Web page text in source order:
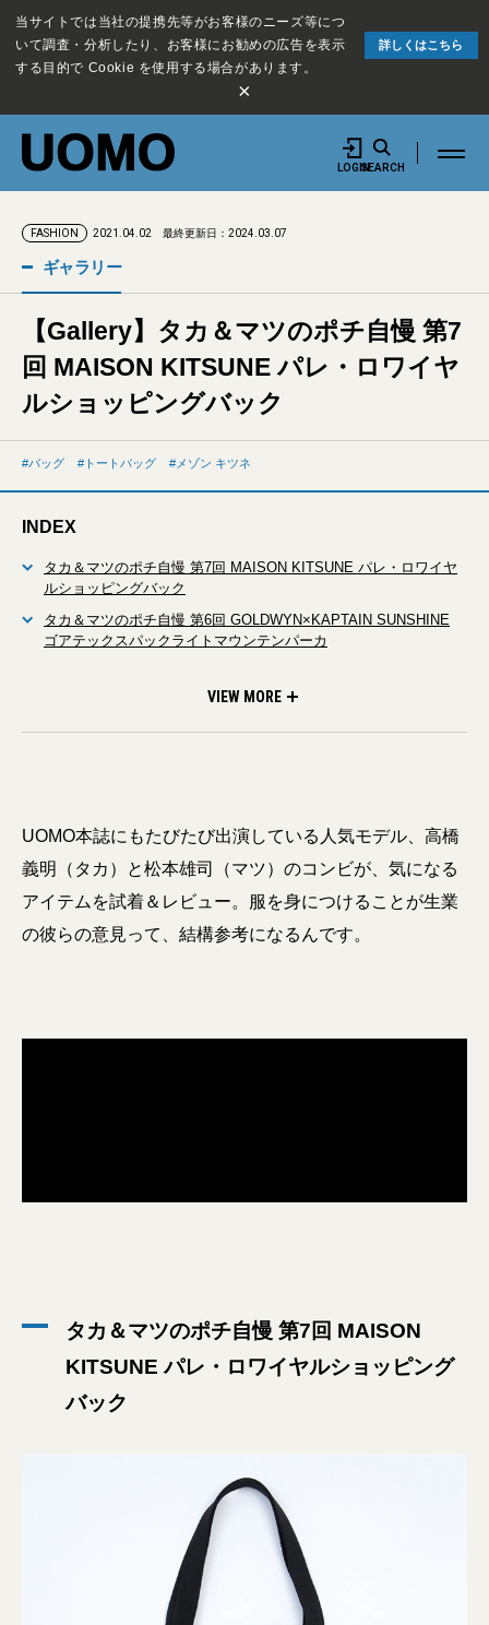
当サイトでは当社の提携先等がお客様のニーズ等につ
いて調査・分析したり、お客様にお勧めの広告を表示
する目的で Cookie を使用する場合があります。
詳しくはこちら
×
LOGINSEARCH
FASHION 2021.04.02 最終更新日：2024.03.07
ギャラリー
【Gallery】タカ＆マツのポチ自慢 第7
回 MAISON KITSUNE パレ・ロワイヤ
ルショッピングバック
バッグ トートバッグ メゾン キツネ
INDEX
タカ＆マツのポチ自慢 第7回 MAISON KITSUNE パレ・ロワイヤ
ルショッピングバック
タカ＆マツのポチ自慢 第6回 GOLDWYN×KAPTAIN SUNSHINE
ゴアテックスパックライトマウンテンパーカ
VIEW MORE
UOMO本誌にもたびたび出演している人気モデル、高橋
義明（タカ）と松本雄司（マツ）のコンビが、気になる
アイテムを試着＆レビュー。服を身につけることが生業
の彼らの意見って、結構参考になるんです。
タカ＆マツのポチ自慢 第7回 MAISON
KITSUNE パレ・ロワイヤルショッピング
バック